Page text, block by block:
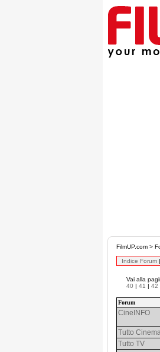
FilmUP.com >
Indice Forum |
Vai alla
40 | 41 | 42
Forum
CineINFO
Tutto
Tutto TV